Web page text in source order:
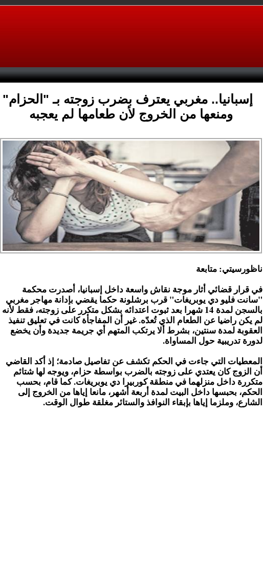
إسبانيا.. مغربي يعترف بضرب زوجته بـ "الحزام"
ومنعها من الخروج لأن طعامها لم يعجبه
ناظورسيتي: متابعة
في قرار قضائي أثار موجة نقاش واسعة داخل إسبانيا، أصدرت محكمة
"سانت فليو دي يوبريغات" قرب برشلونة حكما يقضي بإدانة مهاجر مغربي
بالسجن لمدة 14 شهرا بعد ثبوت اعتدائه بشكل متكرر على زوجته، فقط لأنه
لم يكن راضيا عن الطعام الذي تُعدّه. غير أن المفاجأة كانت في تعليق تنفيذ
العقوبة لمدة سنتين، بشرط ألا يرتكب المتهم أي جريمة جديدة وأن يخضع
لدورة تدريبية حول المساواة.
المعطيات التي جاءت في الحكم تكشف عن تفاصيل صادمة؛ إذ أكد القاضي
أن الزوج كان يعتدي على زوجته بالضرب بواسطة حزام، ويوجه لها شتائم
متكررة داخل منزلهما في منطقة كوربيرا دي يوبريغات. كما قام، بحسب
الحكم، بحبسها داخل البيت لمدة أربعة أشهر، مانعا إياها من الخروج إلى
الشارع، وملزما إياها بإبقاء النوافذ والستائر مغلقة طوال الوقت.